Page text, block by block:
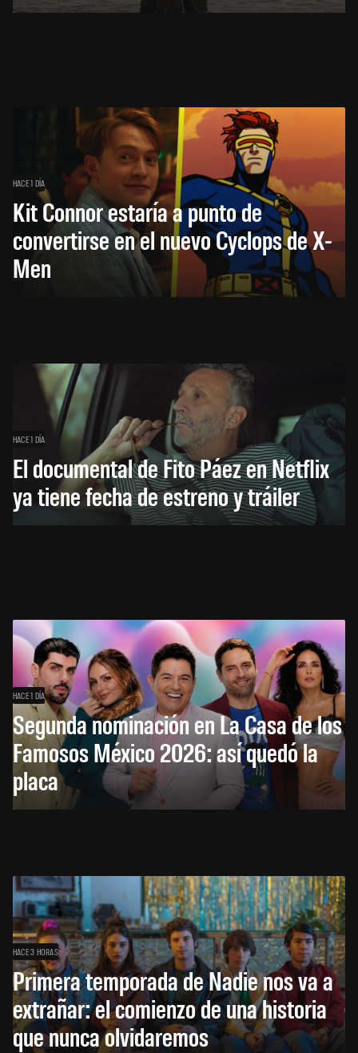
HACE 1 DÍA
Kit Connor estaría a punto de
convertirse en el nuevo Cyclops de X-
Men
HACE 1 DÍA
El documental de Fito Páez en Netflix
ya tiene fecha de estreno y tráiler
HACE 1 DÍA
Segunda nominación en La Casa de los
Famosos México 2026: así quedó la
placa
HACE 3 HORAS
Primera temporada de Nadie nos va a
extrañar: el comienzo de una historia
que nunca olvidaremos